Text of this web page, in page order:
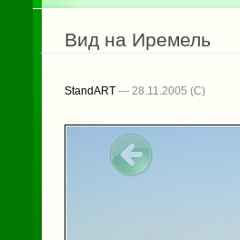
Вы здесь
Вид на Иремель
StandART — 28.11.2005